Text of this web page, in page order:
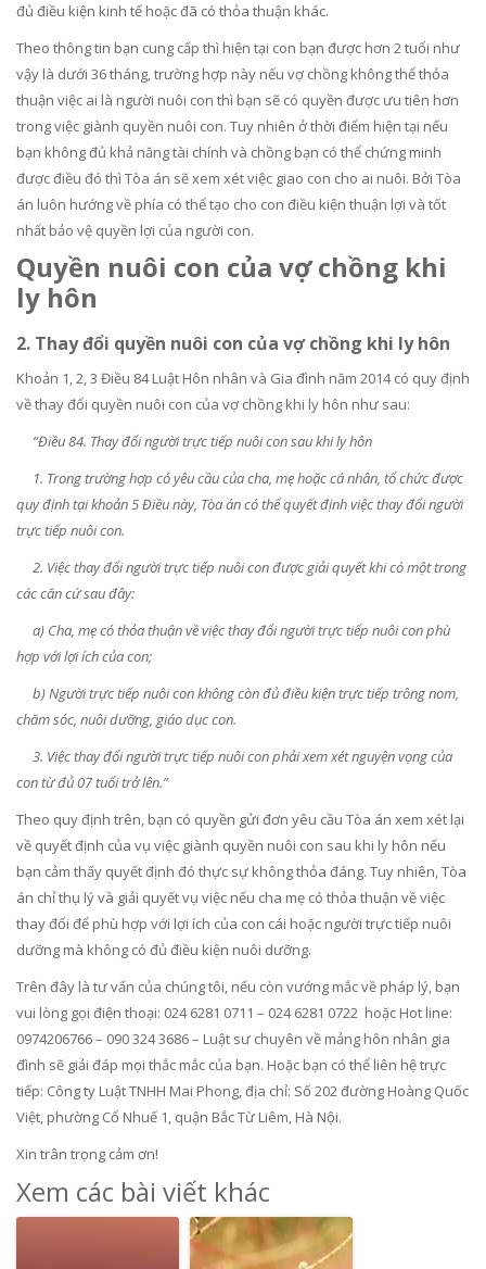
đủ điều kiện kinh tế hoặc đã có thỏa thuận khác.
Theo thông tin bạn cung cấp thì hiện tại con bạn được hơn 2 tuổi như
vậy là dưới 36 tháng, trường hợp này nếu vợ chồng không thể thỏa
thuận việc ai là người nuôi con thì bạn sẽ có quyền được ưu tiên hơn
trong việc giành quyền nuôi con. Tuy nhiên ở thời điểm hiện tại nếu
bạn không đủ khả năng tài chính và chồng bạn có thể chứng minh
được điều đó thì Tòa án sẽ xem xét việc giao con cho ai nuôi. Bởi Tòa
án luôn hướng về phía có thể tạo cho con điều kiện thuận lợi và tốt
nhất bảo vệ quyền lợi của người con.
Quyền nuôi con của vợ chồng khi
ly hôn
2. Thay đổi quyền nuôi con của vợ chồng khi ly hôn
Khoản 1, 2, 3 Điều 84 Luật Hôn nhân và Gia đình năm 2014 có quy định
về thay đổi quyền nuôi con của vợ chồng khi ly hôn như sau:
“Điều 84. Thay đổi người trực tiếp nuôi con sau khi ly hôn
1. Trong trường hợp có yêu cầu của cha, mẹ hoặc cá nhân, tổ chức được
quy định tại khoản 5 Điều này, Tòa án có thể quyết định việc thay đổi người
trực tiếp nuôi con.
2. Việc thay đổi người trực tiếp nuôi con được giải quyết khi có một trong
các căn cứ sau đây:
a) Cha, mẹ có thỏa thuận về việc thay đổi người trực tiếp nuôi con phù
hợp với lợi ích của con;
b) Người trực tiếp nuôi con không còn đủ điều kiện trực tiếp trông nom,
chăm sóc, nuôi dưỡng, giáo dục con.
3. Việc thay đổi người trực tiếp nuôi con phải xem xét nguyện vọng của
con từ đủ 07 tuổi trở lên.”
Theo quy định trên, bạn có quyền gửi đơn yêu cầu Tòa án xem xét lại
về quyết định của vụ việc giành quyền nuôi con sau khi ly hôn nếu
bạn cảm thấy quyết định đó thực sự không thỏa đáng. Tuy nhiên, Tòa
án chỉ thụ lý và giải quyết vụ việc nếu cha mẹ có thỏa thuận về việc
thay đổi để phù hợp với lợi ích của con cái hoặc người trực tiếp nuôi
dưỡng mà không có đủ điều kiện nuôi dưỡng.
Trên đây là tư vấn của chúng tôi, nếu còn vướng mắc về pháp lý, bạn
vui lòng gọi điện thoại: 024 6281 0711 – 024 6281 0722 hoặc Hot line:
0974206766 – 090 324 3686 – Luật sư chuyên về mảng hôn nhân gia
đình sẽ giải đáp mọi thắc mắc của bạn. Hoặc bạn có thể liên hệ trực
tiếp: Công ty Luật TNHH Mai Phong, địa chỉ: Số 202 đường Hoàng Quốc
Việt, phường Cổ Nhuế 1, quận Bắc Từ Liêm, Hà Nội.
Xin trân trọng cảm ơn!
Xem các bài viết khác